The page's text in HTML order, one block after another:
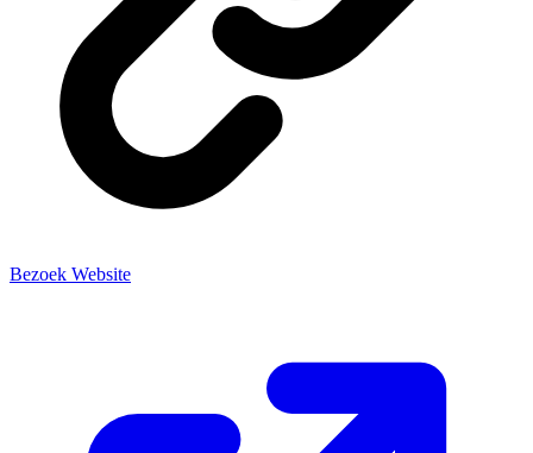
Bezoek Website